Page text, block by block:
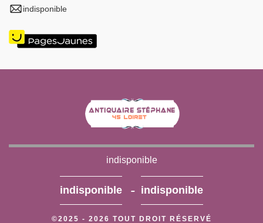
indisponible
indisponible
indisponible - indisponible
©2025 - 2026 TOUT DROIT RÉSERVÉ